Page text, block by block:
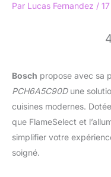
Par Lucas Fernandez /
Bosch propose avec sa
PCH6A5C90Dune
cuisines modernes.
que FlameSelect et
simplifier votre
soigné.